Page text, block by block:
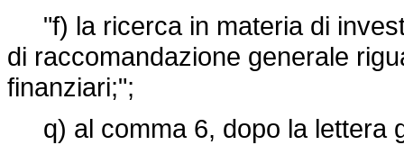
"f) la ricerca in materia di
di raccomandazione generale
finanziari;";
q) al comma 6, dopo la lettera